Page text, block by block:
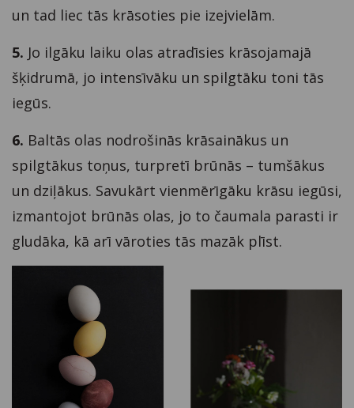
un tad liec tās krāsoties pie izejvielām.
5. Jo ilgāku laiku olas atradīsies krāsojamajā
šķidrumā, jo intensīvāku un spilgtāku toni tās
iegūs.
6. Baltās olas nodrošinās krāsainākus un
spilgtākus toņus, turpretī brūnās – tumšākus
un dziļākus. Savukārt vienmērīgāku krāsu iegūsi,
izmantojot brūnās olas, jo to čaumala parasti ir
gludāka, kā arī vāroties tās mazāk plīst.